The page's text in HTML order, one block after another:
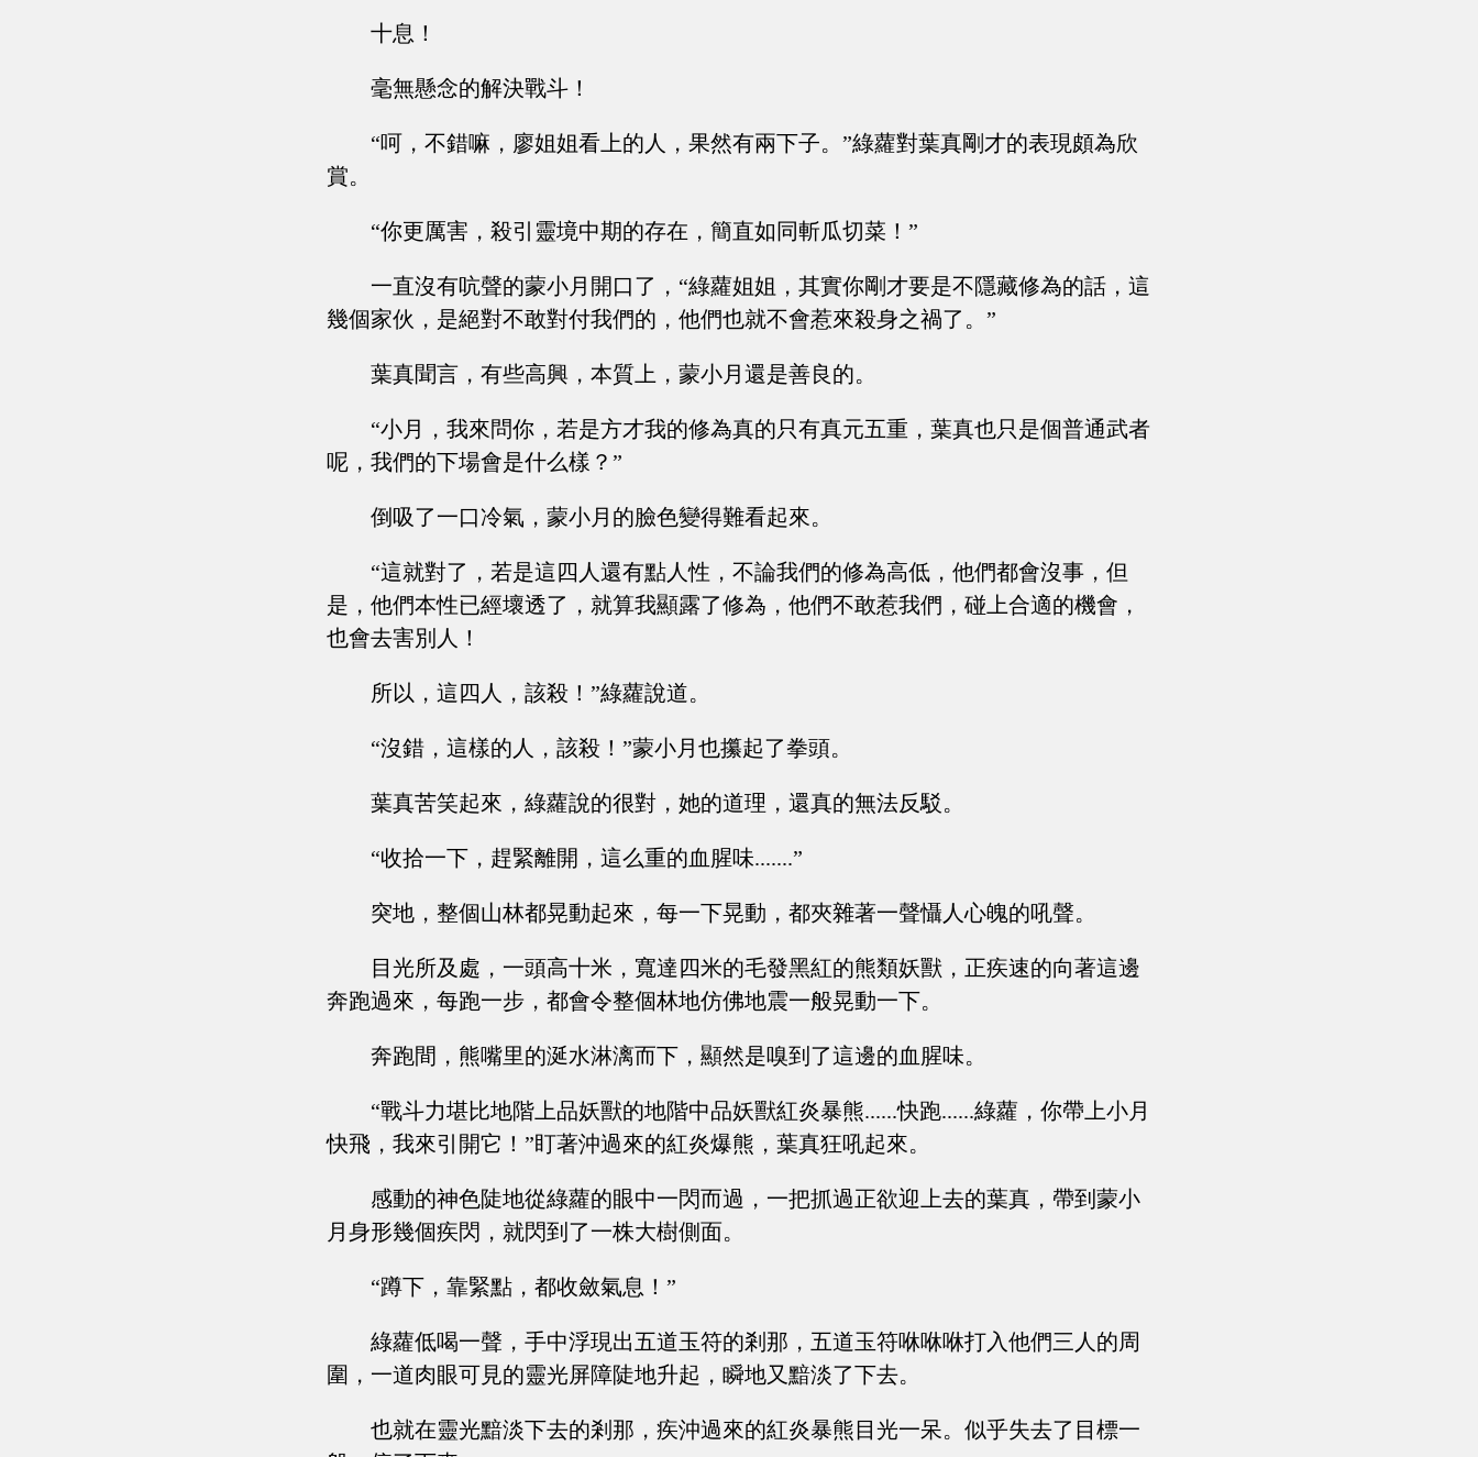
十息！
毫無懸念的解決戰斗！
“呵，不錯嘛，廖姐姐看上的人，果然有兩下子。”綠蘿對葉真剛才的表現頗為欣
賞。
“你更厲害，殺引靈境中期的存在，簡直如同斬瓜切菜！”
一直沒有吭聲的蒙小月開口了，“綠蘿姐姐，其實你剛才要是不隱藏修為的話，這
幾個家伙，是絕對不敢對付我們的，他們也就不會惹來殺身之禍了。”
葉真聞言，有些高興，本質上，蒙小月還是善良的。
“小月，我來問你，若是方才我的修為真的只有真元五重，葉真也只是個普通武者
呢，我們的下場會是什么樣？”
倒吸了一口冷氣，蒙小月的臉色變得難看起來。
“這就對了，若是這四人還有點人性，不論我們的修為高低，他們都會沒事，但
是，他們本性已經壞透了，就算我顯露了修為，他們不敢惹我們，碰上合適的機會，
也會去害別人！
所以，這四人，該殺！”綠蘿說道。
“沒錯，這樣的人，該殺！”蒙小月也攥起了拳頭。
葉真苦笑起來，綠蘿說的很對，她的道理，還真的無法反駁。
“收拾一下，趕緊離開，這么重的血腥味.......”
突地，整個山林都晃動起來，每一下晃動，都夾雜著一聲懾人心魄的吼聲。
目光所及處，一頭高十米，寬達四米的毛發黑紅的熊類妖獸，正疾速的向著這邊
奔跑過來，每跑一步，都會令整個林地仿佛地震一般晃動一下。
奔跑間，熊嘴里的涎水淋漓而下，顯然是嗅到了這邊的血腥味。
“戰斗力堪比地階上品妖獸的地階中品妖獸紅炎暴熊......快跑......綠蘿，你帶上小月
快飛，我來引開它！”盯著沖過來的紅炎爆熊，葉真狂吼起來。
感動的神色陡地從綠蘿的眼中一閃而過，一把抓過正欲迎上去的葉真，帶到蒙小
月身形幾個疾閃，就閃到了一株大樹側面。
“蹲下，靠緊點，都收斂氣息！”
綠蘿低喝一聲，手中浮現出五道玉符的剎那，五道玉符咻咻咻打入他們三人的周
圍，一道肉眼可見的靈光屏障陡地升起，瞬地又黯淡了下去。
也就在靈光黯淡下去的剎那，疾沖過來的紅炎暴熊目光一呆。似乎失去了目標一